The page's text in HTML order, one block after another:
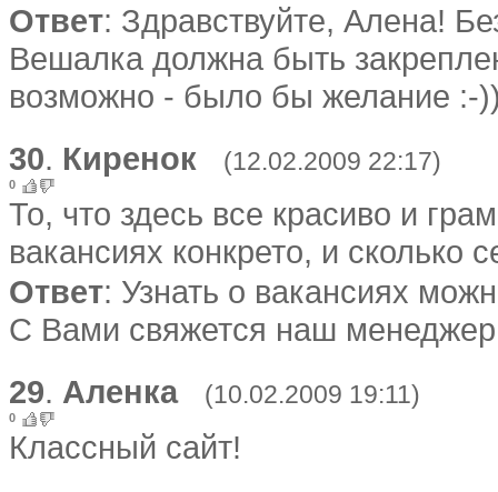
Ответ: Здравствуйте, Алена!
Вешалка должна быть
возможно - было бы желание :-
30. Киренок (12.02.2009 22:17)
0
То, что здесь все красиво и
вакансиях конкрето, и сколько
Ответ: Узнать о вакансиях
С Вами свяжется наш менеджер
29. Аленка (10.02.2009 19:11)
0
Классный сайт!